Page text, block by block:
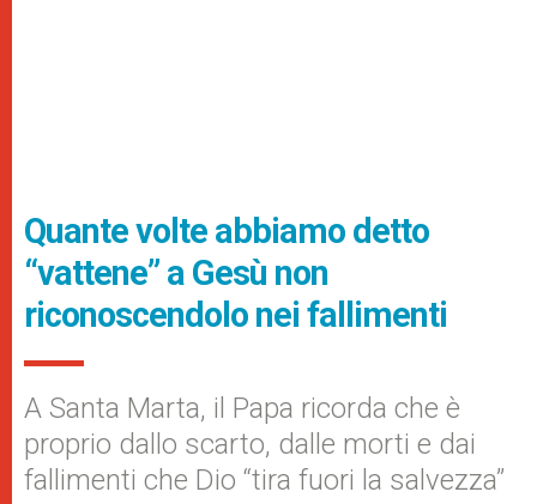
Quante volte abbiamo detto
“vattene” a Gesù non
riconoscendolo nei fallimenti
A Santa Marta, il Papa ricorda che è
proprio dallo scarto, dalle morti e dai
fallimenti che Dio “tira fuori la salvezza”